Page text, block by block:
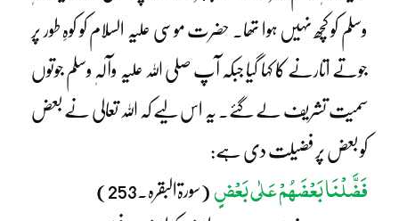
وسلم کو کچھ نہیں ہوا تھا۔ حضرت موسی علیہ السلام کو کوہِ طور پر
جوتے اتارنے کا کہا گیا جبکہ آپ صلی اللہ علیہ وآلہٖ وسلم جوتوں
سمیت تشریف لے گئے۔ یہ اس لیے کہ اللہ تعالی نے بعض
کو بعض پر فضیلت دی ہے:
فَضَّلْنَا بَعْضَہُمْ عَلٰی بَعْضٍ (سورۃالبقرہ۔253)